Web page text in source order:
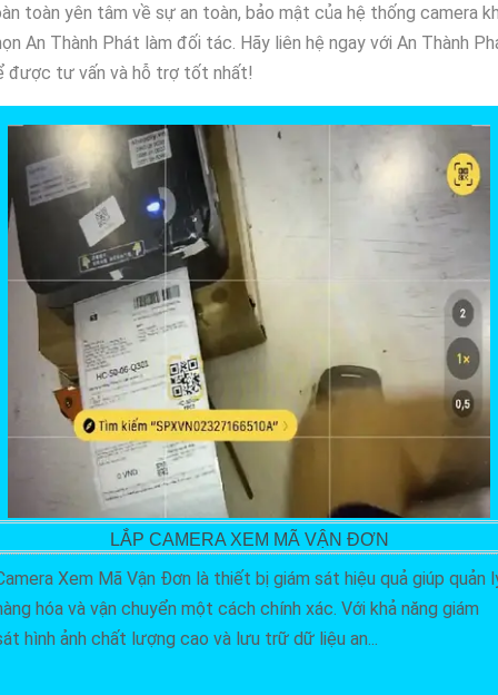
toàn yên tâm về sự an toàn, bảo mật của hệ thống camera
An Thành Phát làm đối tác. Hãy liên hệ ngay với An Thành
được tư vấn và hỗ trợ tốt nhất!
LẮP CAMERA XEM MÃ VẬN ĐƠN
Xem Mã Vận Đơn là thiết bị giám sát hiệu quả giúp quản
hóa và vận chuyển một cách chính xác. Với khả năng giám
hình ảnh chất lượng cao và lưu trữ dữ liệu an...